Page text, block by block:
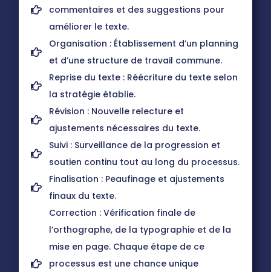
commentaires et des suggestions pour
améliorer le texte.
Organisation : Établissement d’un planning
et d’une structure de travail commune.
Reprise du texte : Réécriture du texte selon
la stratégie établie.
Révision : Nouvelle relecture et
ajustements nécessaires du texte.
Suivi : Surveillance de la progression et
soutien continu tout au long du processus.
Finalisation : Peaufinage et ajustements
finaux du texte.
Correction : Vérification finale de
l’orthographe, de la typographie et de la
mise en page. Chaque étape de ce
processus est une chance unique